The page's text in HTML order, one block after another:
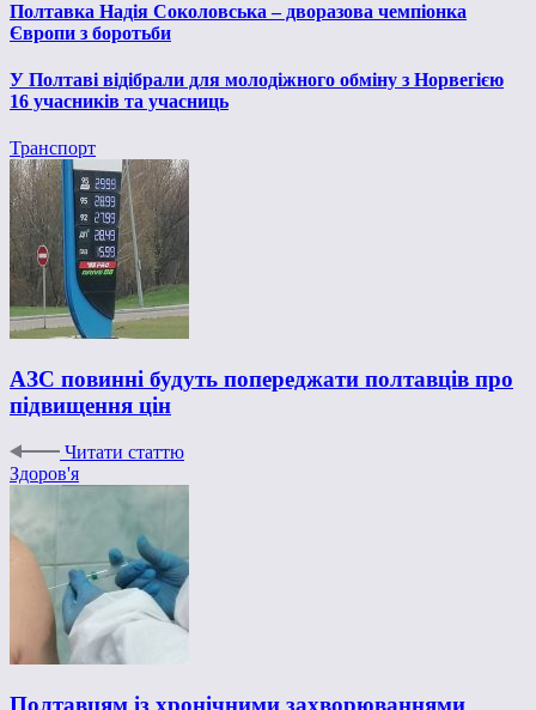
Полтавка Надія Соколовська – дворазова чемпіонка
Європи з боротьби
У Полтаві відібрали для молодіжного обміну з Норвегією
16 учасників та учасниць
Транспорт
АЗС повинні будуть попереджати полтавців про
підвищення цін
Читати статтю
Здоров'я
Полтавцям із хронічними захворюваннями